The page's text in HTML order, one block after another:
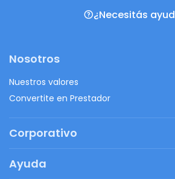
¿Necesitás
Nosotros
Nuestros valores
Convertite en Prestador
Corporativo
Regalos originales
Ayuda